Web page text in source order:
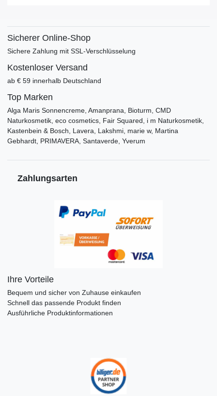
Sicherer Online-Shop
Sichere Zahlung mit SSL-Verschlüsselung
Kostenloser Versand
ab € 59 innerhalb Deutschland
Top Marken
Alga Maris Sonnencreme, Amanprana, Bioturm, CMD
Naturkosmetik, eco cosmetics, Fair Squared, i m Naturkosmetik,
Kastenbein & Bosch, Lavera, Lakshmi, marie w, Martina
Gebhardt, PRIMAVERA, Santaverde, Yverum
Zahlungsarten
Ihre Vorteile
Bequem und sicher von Zuhause einkaufen
Schnell das passende Produkt finden
Ausführliche Produktinformationen